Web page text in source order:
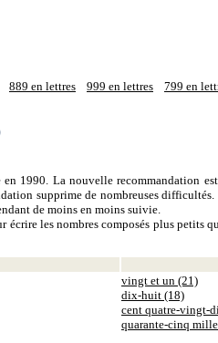
889 en lettres 999 en lettres 799 en
1990. La nouvelle recommandation
supprime de nombreuses
de moins en moins suivie.
écrire les nombres composés plus petits
vingt et un (21)
dix-huit (18)
cent quatre-vingt-
quarante-cinq